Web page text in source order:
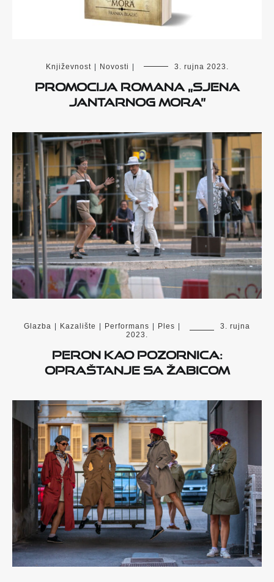
Književnost | Novosti | 3. rujna 2023.
Promocija romana „Sjena
Jantarnog mora”
Glazba | Kazalište | Performans | Ples |
3. rujna
2023.
Peron kao pozornica:
opraštanje sa Žabicom